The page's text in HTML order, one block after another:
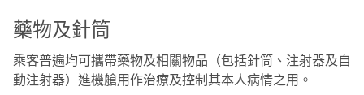
藥物及針筒
乘客普遍均可攜帶藥物及相關物品（包括針筒、注射器及自
動注射器）進機艙用作治療及控制其本人病情之用。